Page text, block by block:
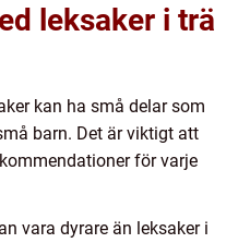
leksaker i trä
kan ha små delar som
barn. Det är viktigt att
för varje
vara dyrare än leksaker i